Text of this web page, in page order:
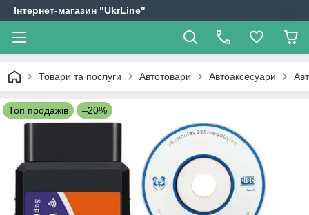
Інтернет-магазин "UkrLine"
Товари та послуги Автотовари Автоаксесуари
Топ продажів –20%